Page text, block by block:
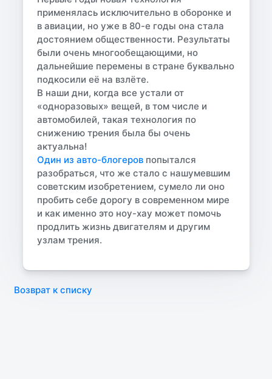
применялась исключительно в оборонке и
в авиации, но уже в 80-е годы она стала
достоянием общественности. Результаты
были очень многообещающими, но
дальнейшие перемены в стране буквально
подкосили её на взлёте.
В наши дни, когда все устали от
«одноразовых» вещей, в том числе и
автомобилей, такая технология по
снижению трения была бы очень
актуальна!
Один из авто-блогеровпопытался
разобраться, что же стало с нашумевшим
советским изобретением, сумело ли оно
пробить себе дорогу в современном мире
и как именно это ноу-хау может помочь
продлить жизнь двигателям и другим
узлам трения.
Возврат к списку